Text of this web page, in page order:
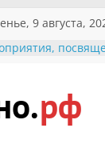
9 августа,
Великой